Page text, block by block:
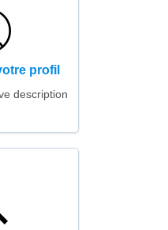
profil
description